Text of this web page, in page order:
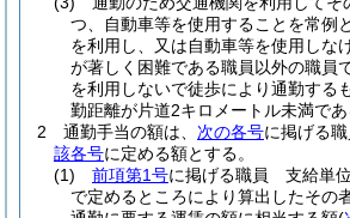
つ、自動車等を使用することを常例
を利用し、又は自動車等を使用しな
が著しく困難である職員以外の職員
を利用しないで徒歩により通勤する
勤距離が片道2キロメートル未満で
2
通勤手当の額は、 次の各号に掲げる職
該各号に定める額とする。
(1)
前項第1号に掲げる職員 支給単
で定めるところにより算出したその